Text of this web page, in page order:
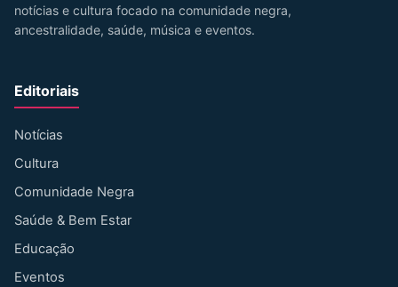
notícias e cultura focado na comunidade negra,
ancestralidade, saúde, música e eventos.
Editoriais
Notícias
Cultura
Comunidade Negra
Saúde & Bem Estar
Educação
Eventos